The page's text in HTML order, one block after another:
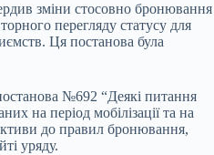
зміни стосовно бронювання
перегляду статусу для
Ця постанова була
№692 “Деякі питання
на період мобілізації та на
до правил бронювання,
уряду.